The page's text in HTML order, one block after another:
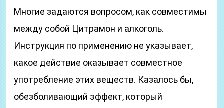
Многие задаются вопросом, как совместимы
между собой Цитрамон и алкоголь.
Инструкция по применению не указывает,
какое действие оказывает совместное
употребление этих веществ. Казалось бы,
обезболивающий эффект, который